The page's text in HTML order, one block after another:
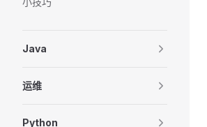
Java
运维
Python